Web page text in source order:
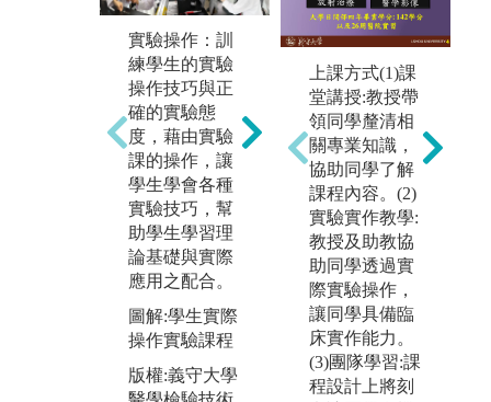
實驗操作：訓
練學生的實驗
操作技巧與正
確的實驗態
度，藉由實驗
課的操作，讓
學生學會各種
實驗技巧，幫
助學生學習理
論基礎與實際
應用之配合。
圖解:學生實際
操作實驗課程
版權:義守大學
小組討論：讓
學生藉由分組
進行主題討論
的方式，學習
生物醫技相關
領域概念與知
識，並且學會
資料收集整
理。並透過實
際參與口頭報
告與主題討論
的經驗，讓同
學可以更全面
學習如何透過
合作討論來解
上課方式(1)課
堂講授:教授帶
領同學釐清相
關專業知識，
協助同學了解
課程內容。(2)
實驗實作教學:
教授及助教協
助同學透過實
際實驗操作，
讓同學具備臨
床實作能力。
(3)團隊學習:課
程設計上將刻